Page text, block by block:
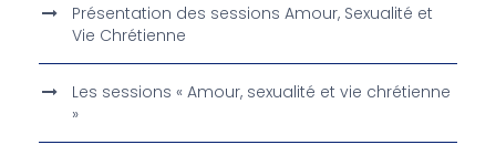
Présentation des sessions Amour, Sexualité et
Vie Chrétienne
Les sessions « Amour, sexualité et vie chrétienne
»